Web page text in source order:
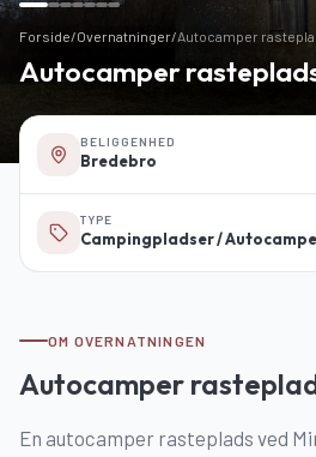
Forside/Overnatninger/Autocamper
Autocamper
BELIGGENHED
Bredebro
TYPE
Campingpladser /
OM OVERNATNINGEN
Autocamper
En autocamper rasteplads ved